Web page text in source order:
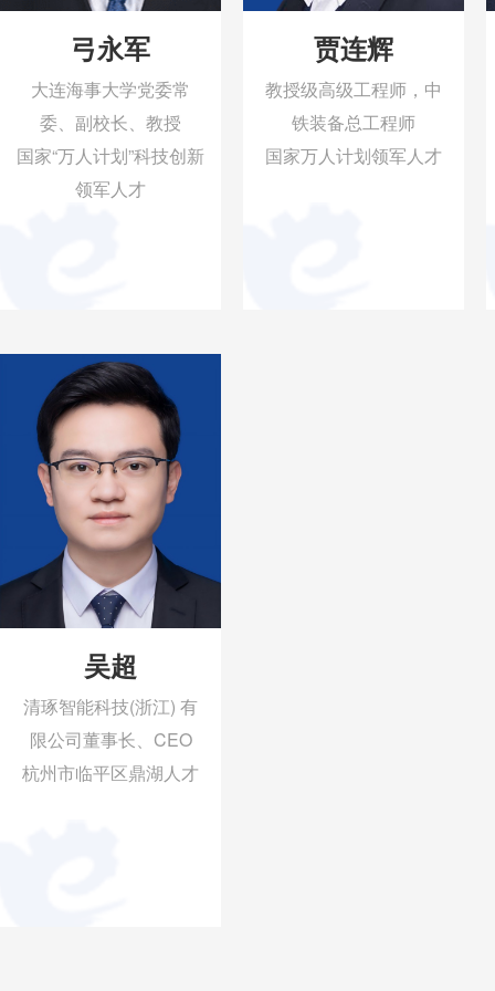
弓永军
大连海事大学党委常
委、副校长、教授
国家“万人计划”科技创新
领军人才
贾连辉
教授级高级工程师，中
铁装备总工程师
国家万人计划领军人才
吴超
清琢智能科技(浙江) 有
限公司董事长、CEO
杭州市临平区鼎湖人才